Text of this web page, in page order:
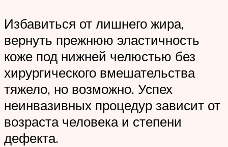
Избавиться от лишнего жира,
вернуть прежнюю эластичность
коже под нижней челюстью без
хирургического вмешательства
тяжело, но возможно. Успех
неинвазивных процедур зависит от
возраста человека и степени
дефекта.